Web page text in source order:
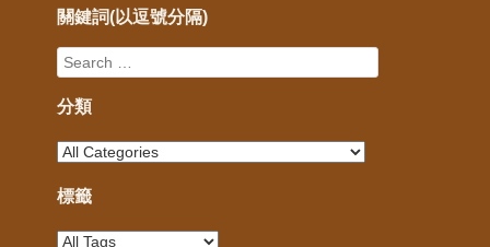
關鍵詞(以逗號分隔)
分類
標籤